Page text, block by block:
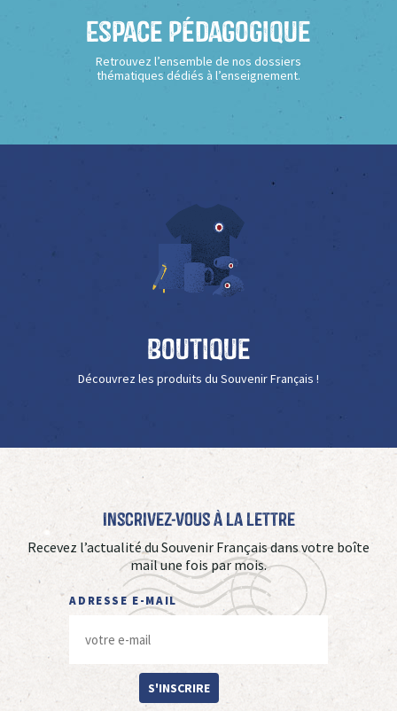
Espace Pédagogique
Retrouvez l’ensemble de nos dossiers
thématiques dédiés à l’enseignement.
Boutique
Découvrez les produits du Souvenir Français !
Inscrivez-vous à La Lettre
Recevez l’actualité du Souvenir Français dans votre boîte
mail une fois par mois.
ADRESSE E-MAIL
S'INSCRIRE